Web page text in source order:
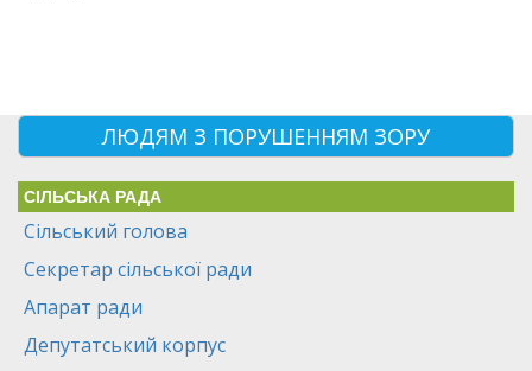
ЛЮДЯМ З ПОРУШЕННЯМ ЗОРУ
СІЛЬСЬКА РАДА
Сільський голова
Секретар сільської ради
Апарат ради
Депутатський корпус